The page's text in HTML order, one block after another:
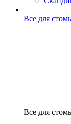
Все для
Все для